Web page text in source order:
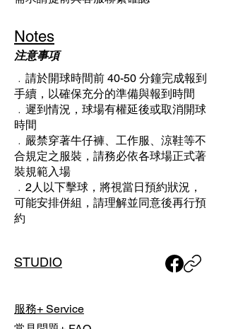
Notes
注意事項
﹒請於開球時間前 40-50 分鐘完成報到
手續，以確保充分的準備與報到時間
﹒遲到情況，球場有權延後或取消開球
時間
﹒嚴禁穿著牛仔褲、工作服、涼鞋等不
合規定之服裝，請務必依各球場正式著
裝規範入場
﹒2人以下擊球，將視當日預約狀況，
可能安排併組，請理解並同意後再行預
約
STUDIO
服務+ Service